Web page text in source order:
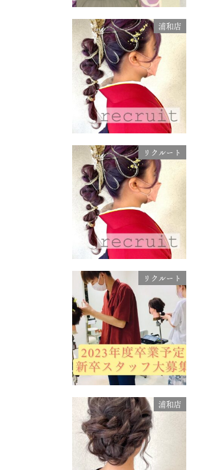
浦和店
リクルート
リクルート
浦和店